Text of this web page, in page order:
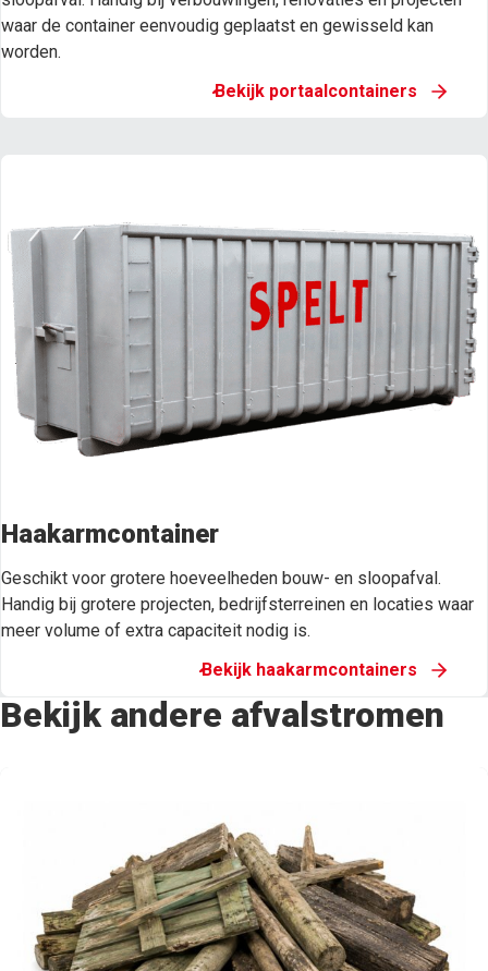
waar de container eenvoudig geplaatst en gewisseld kan
worden.
Bekijk portaalcontainers
Haakarmcontainer
Geschikt voor grotere hoeveelheden bouw- en sloopafval.
Handig bij grotere projecten, bedrijfsterreinen en locaties waar
meer volume of extra capaciteit nodig is.
Bekijk haakarmcontainers
Bekijk andere afvalstromen